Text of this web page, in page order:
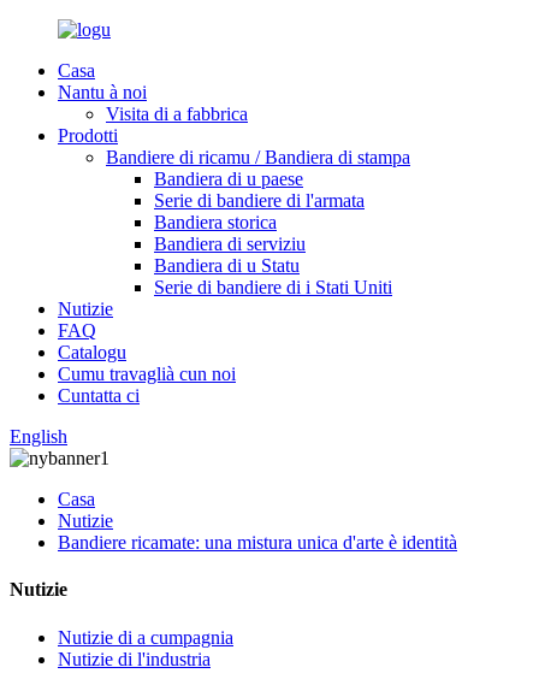
Casa
Nantu à noi
Visita di a fabbrica
Prodotti
Bandiere di ricamu / Bandiera di stampa
Bandiera di u paese
Serie di bandiere di l'armata
Bandiera storica
Bandiera di serviziu
Bandiera di u Statu
Serie di bandiere di i Stati Uniti
Nutizie
FAQ
Catalogu
Cumu travaglià cun noi
Cuntatta ci
English
Casa
Nutizie
Bandiere ricamate: una mistura unica d'arte è identità
Nutizie
Nutizie di a cumpagnia
Nutizie di l'industria